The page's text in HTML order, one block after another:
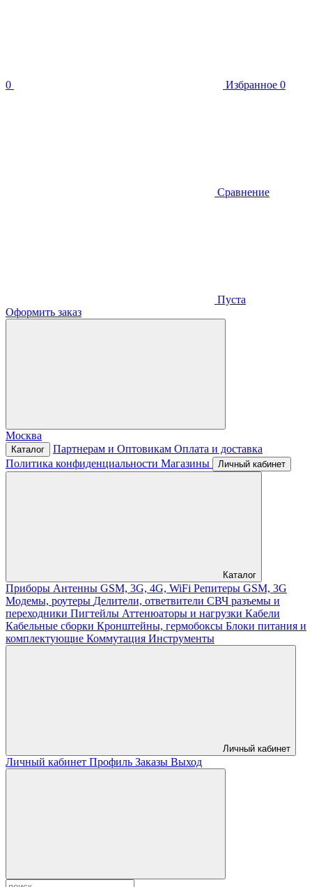
0 Избранное 0
Сравнение
Пуста
Оформить заказ
Москва
Каталог Партнерам и Оптовикам Оплата и доставка
Политика конфиденциальности Магазины Личный кабинет
Каталог
Приборы Антенны GSM, 3G, 4G, WiFi Репитеры GSM, 3G
Модемы, роутеры Делители, ответвители СВЧ разъемы и
переходники Пигтейлы Аттенюаторы и нагрузки Кабели
Кабельные сборки Кронштейны, гермобоксы Блоки питания и
комплектующие Коммутация Инструменты
Личный кабинет
Личный кабинет Профиль Заказы Выход